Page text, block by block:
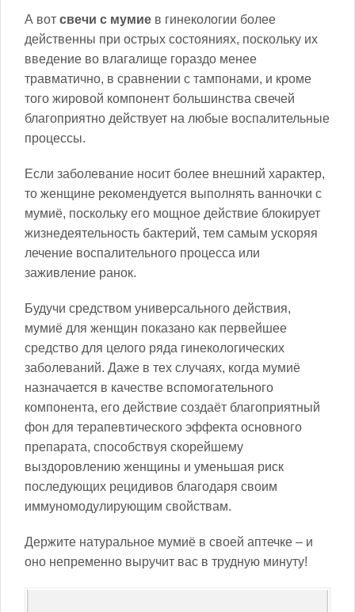
А вот свечи с мумие в гинекологии более
действенны при острых состояниях, поскольку их
введение во влагалище гораздо менее
травматично, в сравнении с тампонами, и кроме
того жировой компонент большинства свечей
благоприятно действует на любые воспалительные
процессы.
Если заболевание носит более внешний характер,
то женщине рекомендуется выполнять ванночки с
мумиё, поскольку его мощное действие блокирует
жизнедеятельность бактерий, тем самым ускоряя
лечение воспалительного процесса или
заживление ранок.
Будучи средством универсального действия,
мумиё для женщин показано как первейшее
средство для целого ряда гинекологических
заболеваний. Даже в тех случаях, когда мумиё
назначается в качестве вспомогательного
компонента, его действие создаёт благоприятный
фон для терапевтического эффекта основного
препарата, способствуя скорейшему
выздоровлению женщины и уменьшая риск
последующих рецидивов благодаря своим
иммуномодулирующим свойствам.
Держите натуральное мумиё в своей аптечке – и
оно непременно выручит вас в трудную минуту!